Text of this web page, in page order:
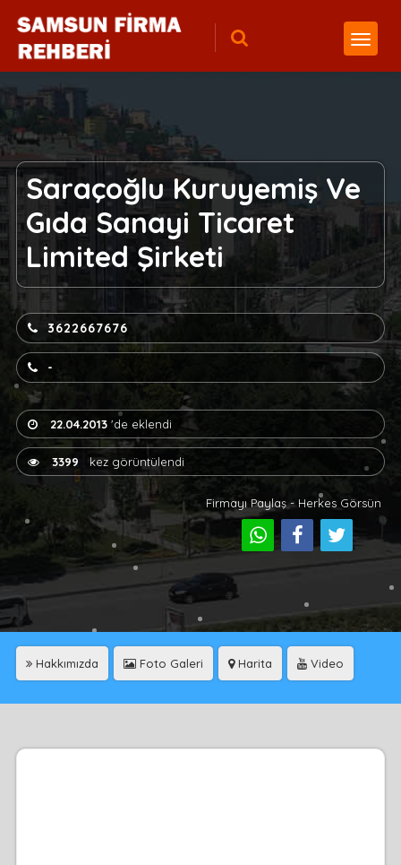
Saraçoğlu Kuruyemiş Ve
Gıda Sanayi Ticaret
Limited Şirketi
3622667676
-
22.04.2013'de eklendi
3399 kez görüntülendi
Firmayı Paylaş - Herkes Görsün
Hakkımızda Foto Galeri Harita Video